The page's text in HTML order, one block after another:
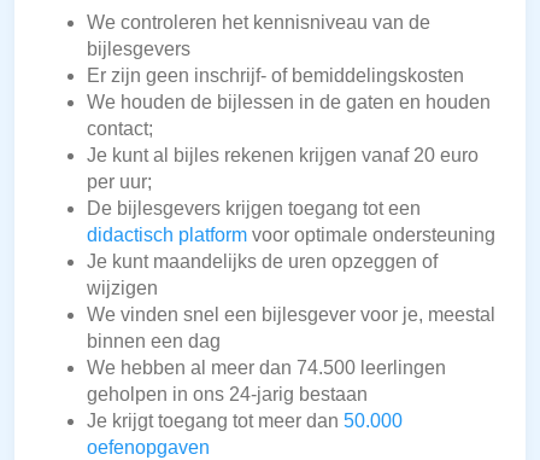
We controleren het kennisniveau van de
bijlesgevers
Er zijn geen inschrijf- of bemiddelingskosten
We houden de bijlessen in de gaten en houden
contact;
Je kunt al bijles rekenen krijgen vanaf 20 euro
per uur;
De bijlesgevers krijgen toegang tot een
didactisch platform voor optimale ondersteuning
Je kunt maandelijks de uren opzeggen of
wijzigen
We vinden snel een bijlesgever voor je, meestal
binnen een dag
We hebben al meer dan 74.500 leerlingen
geholpen in ons 24-jarig bestaan
Je krijgt toegang tot meer dan 50.000
oefenopgaven